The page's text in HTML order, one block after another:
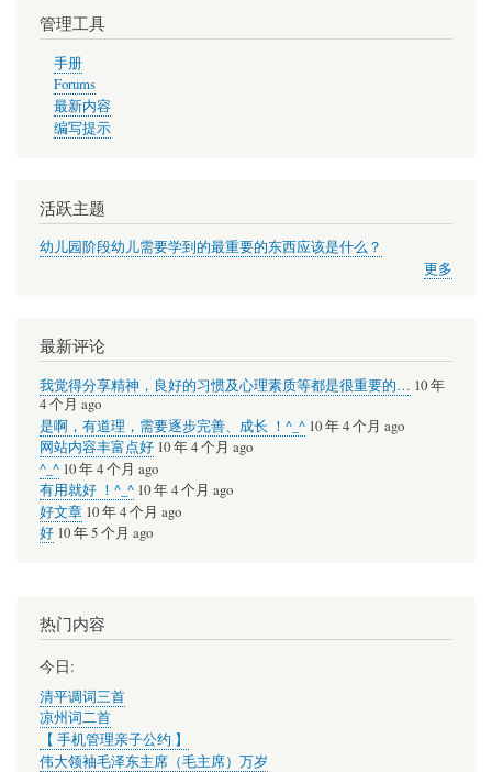
管理工具
手册
Forums
最新内容
编写提示
活跃主题
幼儿园阶段幼儿需要学到的最重要的东西应该是什么？
更多
最新评论
我觉得分享精神，良好的习惯及心理素质等都是很重要的… 10 年
4 个月 ago
是啊，有道理，需要逐步完善、成长 ！^_^ 10 年 4 个月 ago
网站内容丰富点好 10 年 4 个月 ago
^_^ 10 年 4 个月 ago
有用就好 ！^_^ 10 年 4 个月 ago
好文章 10 年 4 个月 ago
好 10 年 5 个月 ago
热门内容
今日:
清平调词三首
凉州词二首
【 手机管理亲子公约 】
伟大领袖毛泽东主席（毛主席）万岁